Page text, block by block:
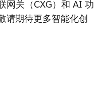
网关（CXG）和 AI 功
请期待更多智能化创